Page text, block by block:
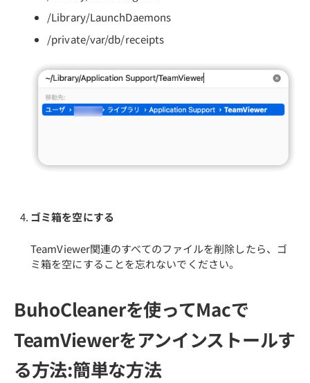
/Library/LaunchDaemons
/private/var/db/receipts
ゴミ箱を空にする
TeamViewer関連のすべてのファイルを削除したら、ゴ
ミ箱を空にすることを忘れないでください。
BuhoCleanerを使ってMacで
TeamViewerをアンインストールす
る方法:簡単な方法